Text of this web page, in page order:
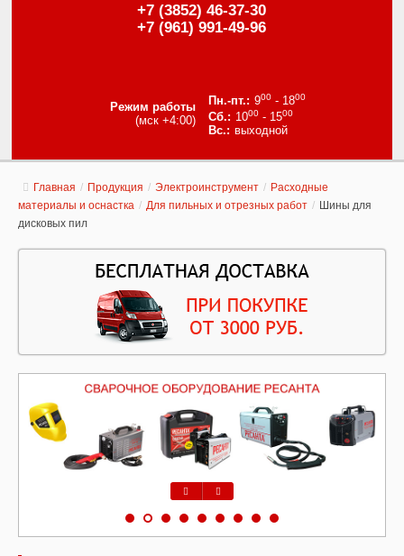
+7 (3852) 46-37-30
+7 (961) 991-49-96
Режим работы
(мск +4:00)
900- 1800
1000- 1500
выходной
Главная / Продукция / Электроинструмент / Расходные
материалы и оснастка / Для пильных и отрезных работ / Шины для
дисковых пил